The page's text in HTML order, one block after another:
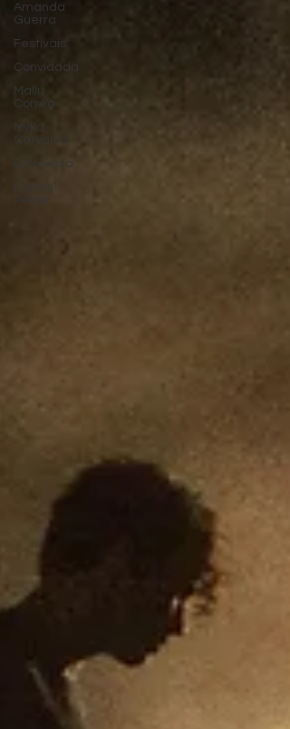
Amanda
Guerra
Festivais
Convidada
Mallu
Correa
Myka
Carvalho
Entrevista